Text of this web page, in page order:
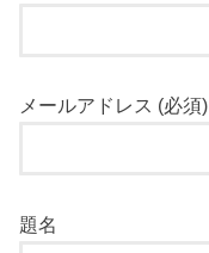
メールアドレス (必須)
題名